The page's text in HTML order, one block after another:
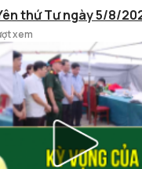
thứ Tư ngày 5/8/
xem